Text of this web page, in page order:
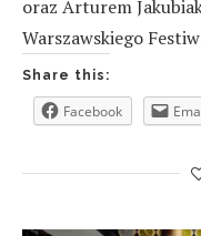
oraz Arturem
Warszawskiego
Share this:
Facebook